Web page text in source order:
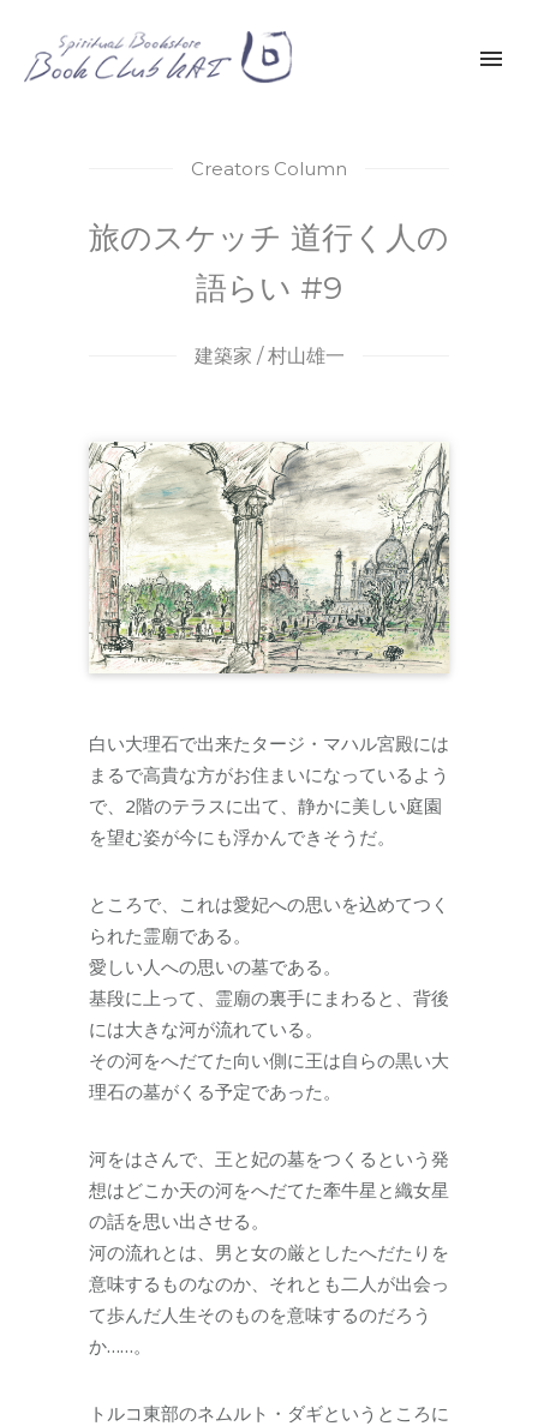
Creators Column
旅のスケッチ 道行く人の
語らい #9
建築家 / 村山雄一
白い大理石で出来たタージ・マハル宮殿には
まるで高貴な方がお住まいになっているよう
で、2階のテラスに出て、静かに美しい庭園
を望む姿が今にも浮かんできそうだ。
ところで、これは愛妃への思いを込めてつく
られた霊廟である。
愛しい人への思いの墓である。
基段に上って、霊廟の裏手にまわると、背後
には大きな河が流れている。
その河をへだてた向い側に王は自らの黒い大
理石の墓がくる予定であった。
河をはさんで、王と妃の墓をつくるという発
想はどこか天の河をへだてた牽牛星と織女星
の話を思い出させる。
河の流れとは、男と女の厳としたへだたりを
意味するものなのか、それとも二人が出会っ
て歩んだ人生そのものを意味するのだろう
か……。
トルコ東部のネムルト・ダギというところに